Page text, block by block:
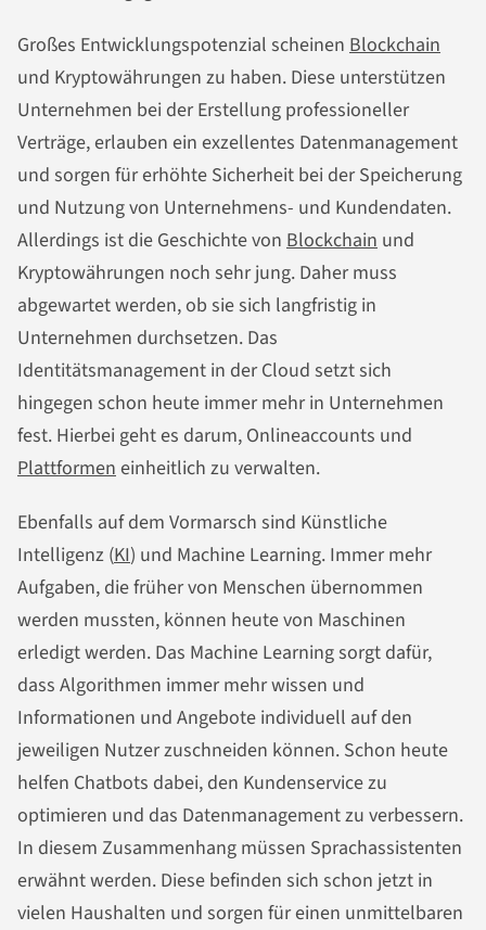
Großes Entwicklungspotenzial scheinen Blockchain
und Kryptowährungen zu haben. Diese unterstützen
Unternehmen bei der Erstellung professioneller
Verträge, erlauben ein exzellentes Datenmanagement
und sorgen für erhöhte Sicherheit bei der Speicherung
und Nutzung von Unternehmens- und Kundendaten.
Allerdings ist die Geschichte von Blockchain und
Kryptowährungen noch sehr jung. Daher muss
abgewartet werden, ob sie sich langfristig in
Unternehmen durchsetzen. Das
Identitätsmanagement in der Cloud setzt sich
hingegen schon heute immer mehr in Unternehmen
fest. Hierbei geht es darum, Onlineaccounts und
Plattformen einheitlich zu verwalten.
Ebenfalls auf dem Vormarsch sind Künstliche
Intelligenz (KI) und Machine Learning. Immer mehr
Aufgaben, die früher von Menschen übernommen
werden mussten, können heute von Maschinen
erledigt werden. Das Machine Learning sorgt dafür,
dass Algorithmen immer mehr wissen und
Informationen und Angebote individuell auf den
jeweiligen Nutzer zuschneiden können. Schon heute
helfen Chatbots dabei, den Kundenservice zu
optimieren und das Datenmanagement zu verbessern.
In diesem Zusammenhang müssen Sprachassistenten
erwähnt werden. Diese befinden sich schon jetzt in
vielen Haushalten und sorgen für einen unmittelbaren